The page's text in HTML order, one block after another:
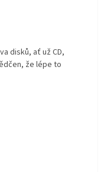
disků, ať už CD,
že lépe to